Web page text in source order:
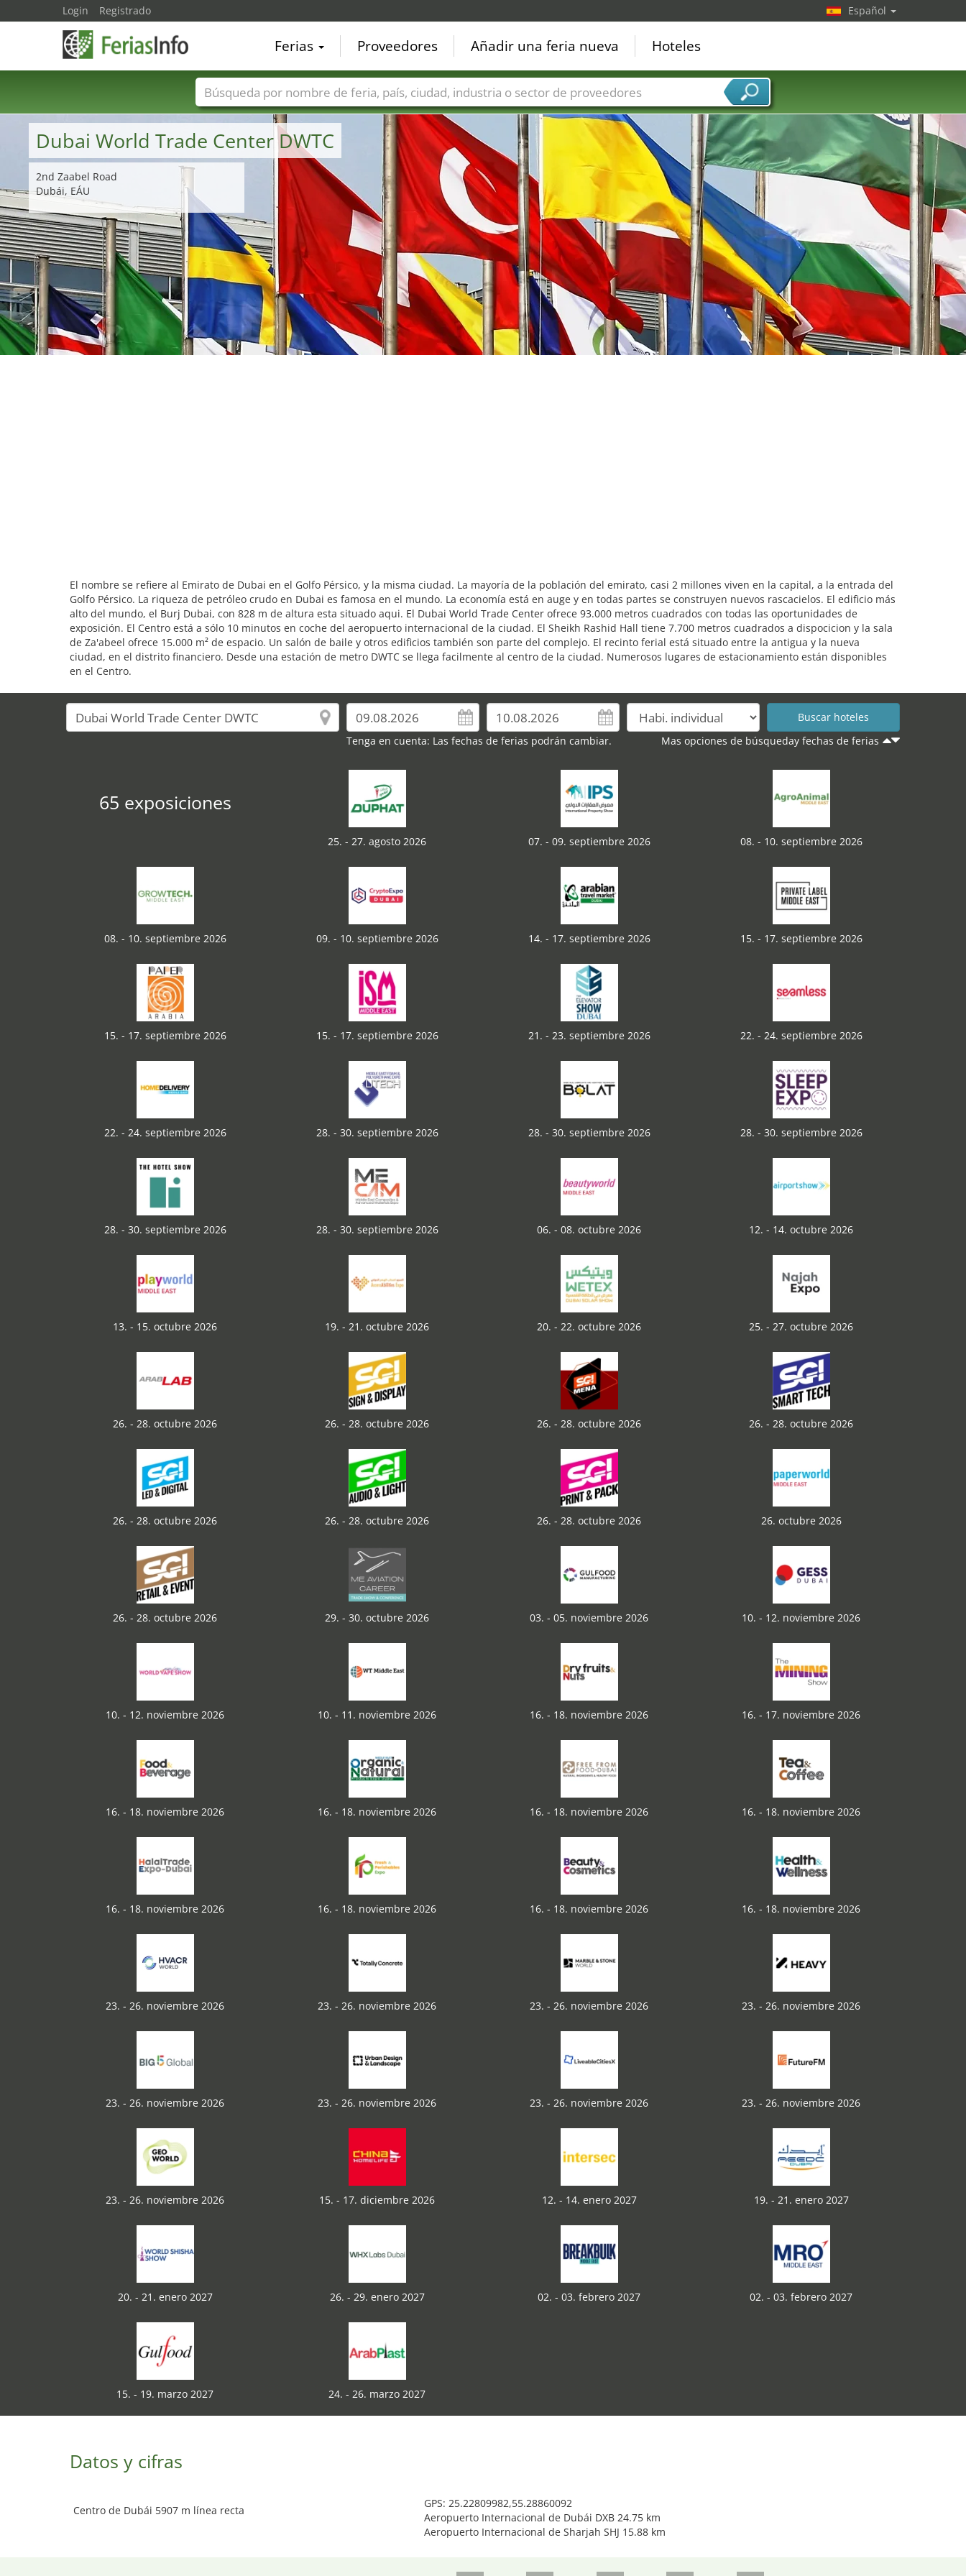
Dubai World Trade Center DWTC
2nd Zaabel Road
Dubái, EÁU
El nombre se refiere al Emirato de Dubai en el Golfo Pérsico, y la misma ciudad. La mayoría de la población del emirato, casi 2 millones viven en la capital, a la entrada del
Golfo Pérsico. La riqueza de petróleo crudo en Dubai es famosa en el mundo. La economía está en auge y en todas partes se construyen nuevos rascacielos. El edificio más
alto del mundo, el Burj Dubai, con 828 m de altura esta situado aqui. El Dubai World Trade Center ofrece 93.000 metros cuadrados con todas las oportunidades de
exposición. El Centro está a sólo 10 minutos en coche del aeropuerto internacional de la ciudad. El Sheikh Rashid Hall tiene 7.700 metros cuadrados a dispocicion y la sala
de Za'abeel ofrece 15.000 m² de espacio. Un salón de baile y otros edificios también son parte del complejo. El recinto ferial está situado entre la antigua y la nueva
ciudad, en el distrito financiero. Desde una estación de metro DWTC se llega facilmente al centro de la ciudad. Numerosos lugares de estacionamiento están disponibles
en el Centro.
Tenga en cuenta: Las fechas de ferias podrán cambiar. Mas opciones de búsqueday fechas de ferias
65 exposiciones
25. - 27. agosto 2026 07. - 09. septiembre 2026 08. - 10. septiembre 2026
08. - 10. septiembre 2026 09. - 10. septiembre 2026 14. - 17. septiembre 2026 15. - 17. septiembre 2026
15. - 17. septiembre 2026 15. - 17. septiembre 2026 21. - 23. septiembre 2026 22. - 24. septiembre 2026
22. - 24. septiembre 2026 28. - 30. septiembre 2026 28. - 30. septiembre 2026 28. - 30. septiembre 2026
28. - 30. septiembre 2026 28. - 30. septiembre 2026 06. - 08. octubre 2026 12. - 14. octubre 2026
13. - 15. octubre 2026 19. - 21. octubre 2026 20. - 22. octubre 2026 25. - 27. octubre 2026
26. - 28. octubre 2026 26. - 28. octubre 2026 26. - 28. octubre 2026 26. - 28. octubre 2026
26. - 28. octubre 2026 26. - 28. octubre 2026 26. - 28. octubre 2026 26. octubre 2026
26. - 28. octubre 2026 29. - 30. octubre 2026 03. - 05. noviembre 2026 10. - 12. noviembre 2026
10. - 12. noviembre 2026 10. - 11. noviembre 2026 16. - 18. noviembre 2026 16. - 17. noviembre 2026
16. - 18. noviembre 2026 16. - 18. noviembre 2026 16. - 18. noviembre 2026 16. - 18. noviembre 2026
16. - 18. noviembre 2026 16. - 18. noviembre 2026 16. - 18. noviembre 2026 16. - 18. noviembre 2026
23. - 26. noviembre 2026 23. - 26. noviembre 2026 23. - 26. noviembre 2026 23. - 26. noviembre 2026
23. - 26. noviembre 2026 23. - 26. noviembre 2026 23. - 26. noviembre 2026 23. - 26. noviembre 2026
23. - 26. noviembre 2026 15. - 17. diciembre 2026 12. - 14. enero 2027 19. - 21. enero 2027
20. - 21. enero 2027 26. - 29. enero 2027 02. - 03. febrero 2027 02. - 03. febrero 2027
15. - 19. marzo 2027 24. - 26. marzo 2027
Datos y cifras
Centro de Dubái 5907 m línea recta
GPS: 25.22809982,55.28860092
Aeropuerto Internacional de Dubái DXB 24.75 km
Aeropuerto Internacional de Sharjah SHJ 15.88 km
Login Registrado Español
Ferias Proveedores Añadir una feria nueva Hoteles
Nombres de ferias Países Ciudades Sectores de ferias Sectores de proveedor de servicios